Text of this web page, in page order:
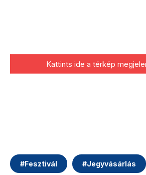
Kattints ide a térkép
#Fesztivál #Jegyvásárlás